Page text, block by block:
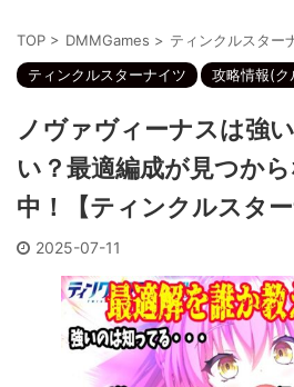
TOP > DMMGames > ティンクルスター
ティンクルスターナイツ
攻略情報(ク
ノヴァヴィーナスは強
い？最適編成が見つか
中！【ティンクルスター
2025-07-11